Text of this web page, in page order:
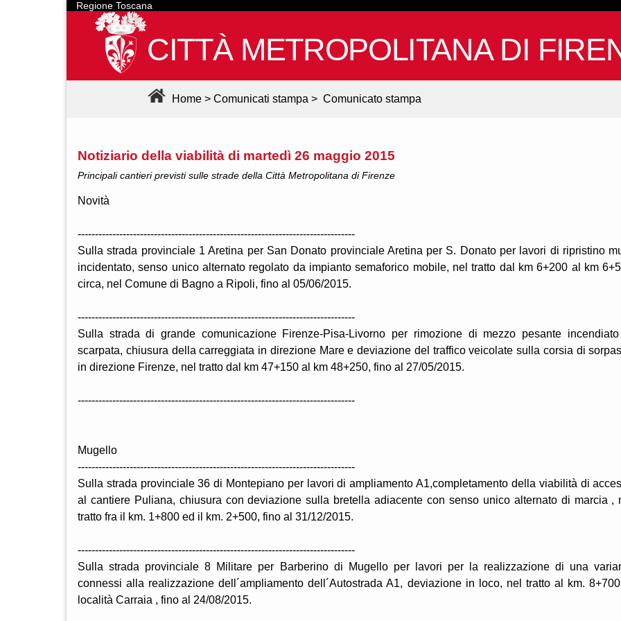
Regione Toscana
CITTÀ METROPOLITANA DI
Home > Comunicati stampa > Comunicato stampa
Notiziario della viabilità di martedì 26 maggio 2015
Principali cantieri previsti sulle strade della Città Metropolitana di Firenze
Novità
--------------------------------------------------------------------------------
Sulla strada provinciale 1 Aretina per San Donato provinciale Aretina per S. Donato per lavori di ripristino
incidentato, senso unico alternato regolato da impianto semaforico mobile, nel tratto dal km 6+200 al km
circa, nel Comune di Bagno a Ripoli, fino al 05/06/2015.
--------------------------------------------------------------------------------
Sulla strada di grande comunicazione Firenze-Pisa-Livorno per rimozione di mezzo pesante
scarpata, chiusura della carreggiata in direzione Mare e deviazione del traffico veicolate sulla corsia di
in direzione Firenze, nel tratto dal km 47+150 al km 48+250, fino al 27/05/2015.
--------------------------------------------------------------------------------
Mugello
--------------------------------------------------------------------------------
Sulla strada provinciale 36 di Montepiano per lavori di ampliamento A1,completamento della viabilità di
al cantiere Puliana, chiusura con deviazione sulla bretella adiacente con senso unico alternato di marcia ,
tratto fra il km. 1+800 ed il km. 2+500, fino al 31/12/2015.
--------------------------------------------------------------------------------
Sulla strada provinciale 8 Militare per Barberino di Mugello per lavori per la realizzazione di una
connessi alla realizzazione dell´ampliamento dell´Autostrada A1, deviazione in loco, nel tratto al km.
località Carraia , fino al 24/08/2015.